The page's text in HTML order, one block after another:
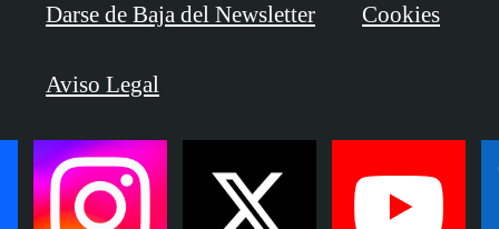
Darse de Baja del Newsletter Cookies
Aviso Legal